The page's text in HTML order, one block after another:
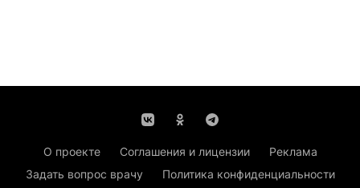
О проекте Соглашения и лицензии
Реклама
Задать вопрос врачу
Политика конфиденциальности